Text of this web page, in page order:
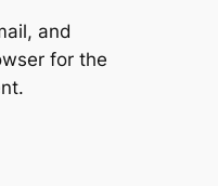
and
for the